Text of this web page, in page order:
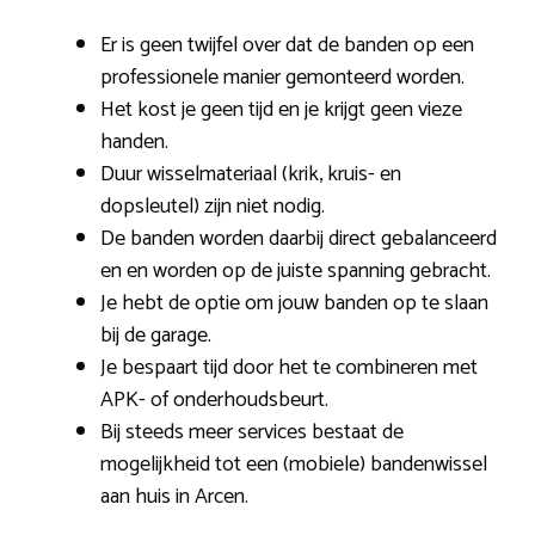
Er is geen twijfel over dat de banden op een
professionele manier gemonteerd worden.
Het kost je geen tijd en je krijgt geen vieze
handen.
Duur wisselmateriaal (krik, kruis- en
dopsleutel) zijn niet nodig.
De banden worden daarbij direct gebalanceerd
en en worden op de juiste spanning gebracht.
Je hebt de optie om jouw banden op te slaan
bij de garage.
Je bespaart tijd door het te combineren met
APK- of onderhoudsbeurt.
Bij steeds meer services bestaat de
mogelijkheid tot een (mobiele) bandenwissel
aan huis in Arcen.